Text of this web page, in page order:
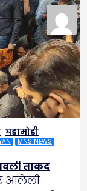
घडामोडी
MNS NEWS
ताकद
आलेली